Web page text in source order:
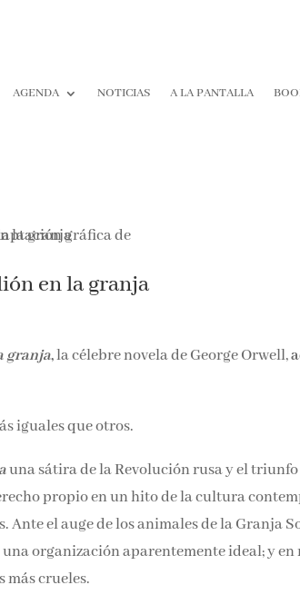
AGENDA NOTICIAS A LA PANTALLA
en la granja
granja,la célebre novela de George Orwell,
iguales que otros.
una sátira de la Revolución rusa y el
propio en un hito de la cultura
Ante el auge de los animales de la Granja
organización aparentemente ideal; y en
más crueles.